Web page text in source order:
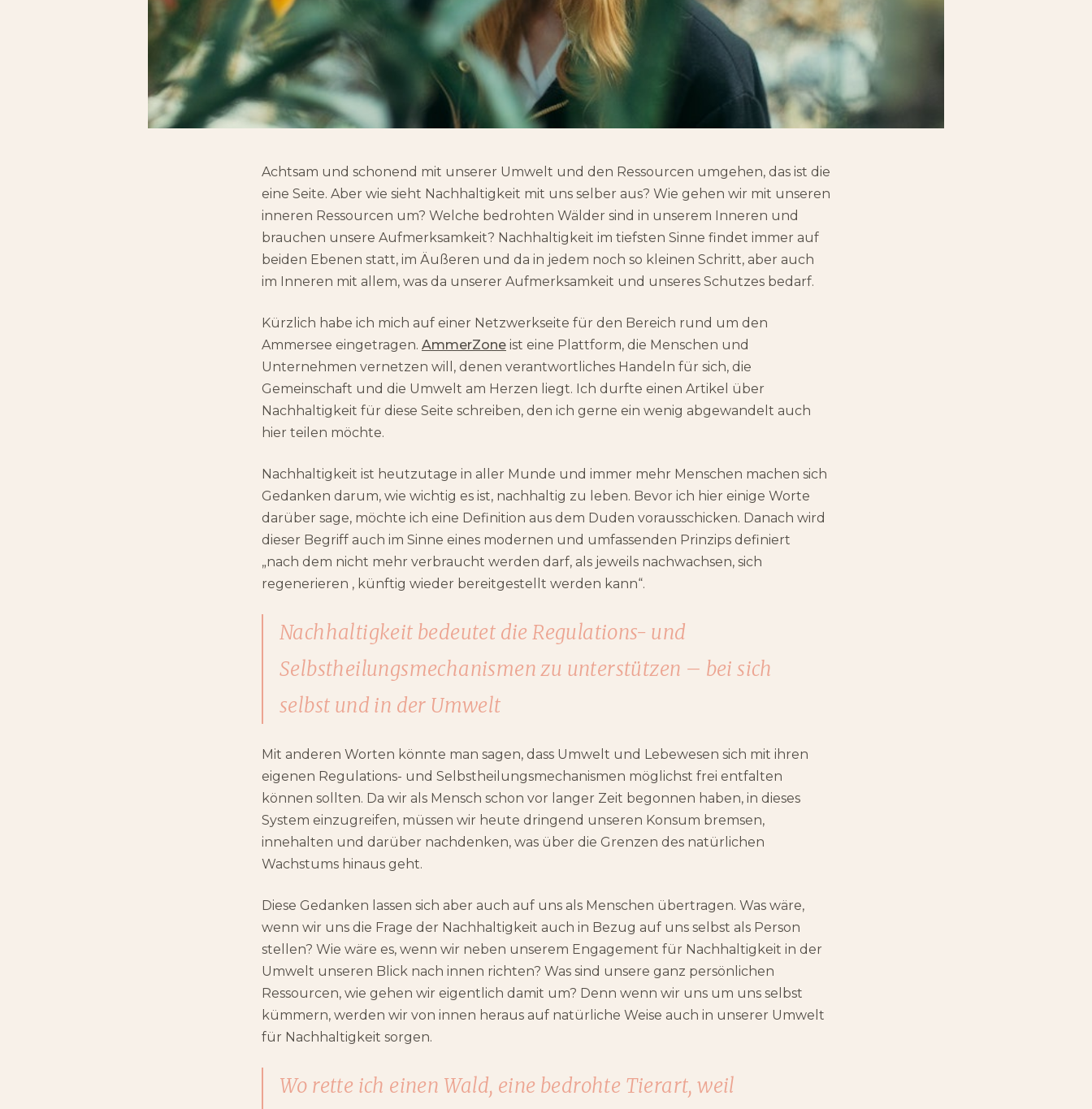
Achtsam und schonend mit unserer Umwelt und den Ressourcen umgehen, das ist die
eine Seite. Aber wie sieht Nachhaltigkeit mit uns selber aus? Wie gehen wir mit unseren
inneren Ressourcen um? Welche bedrohten Wälder sind in unserem Inneren und
brauchen unsere Aufmerksamkeit? Nachhaltigkeit im tiefsten Sinne findet immer auf
beiden Ebenen statt, im Äußeren und da in jedem noch so kleinen Schritt, aber auch
im Inneren mit allem, was da unserer Aufmerksamkeit und unseres Schutzes bedarf.
Kürzlich habe ich mich auf einer Netzwerkseite für den Bereich rund um den
Ammersee eingetragen. AmmerZone ist eine Plattform, die Menschen und
Unternehmen vernetzen will, denen verantwortliches Handeln für sich, die
Gemeinschaft und die Umwelt am Herzen liegt. Ich durfte einen Artikel über
Nachhaltigkeit für diese Seite schreiben, den ich gerne ein wenig abgewandelt auch
hier teilen möchte.
Nachhaltigkeit ist heutzutage in aller Munde und immer mehr Menschen machen sich
Gedanken darum, wie wichtig es ist, nachhaltig zu leben. Bevor ich hier einige Worte
darüber sage, möchte ich eine Definition aus dem Duden vorausschicken. Danach wird
dieser Begriff auch im Sinne eines modernen und umfassenden Prinzips definiert
„nach dem nicht mehr verbraucht werden darf, als jeweils nachwachsen, sich
regenerieren , künftig wieder bereitgestellt werden kann“.
Nachhaltigkeit bedeutet die Regulations- und
Selbstheilungsmechanismen zu unterstützen – bei sich
selbst und in der Umwelt
Mit anderen Worten könnte man sagen, dass Umwelt und Lebewesen sich mit ihren
eigenen Regulations- und Selbstheilungsmechanismen möglichst frei entfalten
können sollten. Da wir als Mensch schon vor langer Zeit begonnen haben, in dieses
System einzugreifen, müssen wir heute dringend unseren Konsum bremsen,
innehalten und darüber nachdenken, was über die Grenzen des natürlichen
Wachstums hinaus geht.
Diese Gedanken lassen sich aber auch auf uns als Menschen übertragen. Was wäre,
wenn wir uns die Frage der Nachhaltigkeit auch in Bezug auf uns selbst als Person
stellen? Wie wäre es, wenn wir neben unserem Engagement für Nachhaltigkeit in der
Umwelt unseren Blick nach innen richten? Was sind unsere ganz persönlichen
Ressourcen, wie gehen wir eigentlich damit um? Denn wenn wir uns um uns selbst
kümmern, werden wir von innen heraus auf natürliche Weise auch in unserer Umwelt
für Nachhaltigkeit sorgen.
Wo rette ich einen Wald, eine bedrohte Tierart, weil